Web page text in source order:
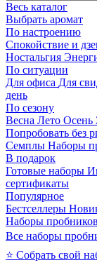
Весь каталог
Выбрать аромат
По настроению
Спокойствие и
Ностальгия
По ситуации
Для офиса Для
день
По сезону
Весна Лето Осень
Попробовать без
Семплы Наборы
В подарок
Готовые наборы
сертификаты
Популярное
Бестселлеры
Наборы пробников
Все наборы
⭐ Собрать свой